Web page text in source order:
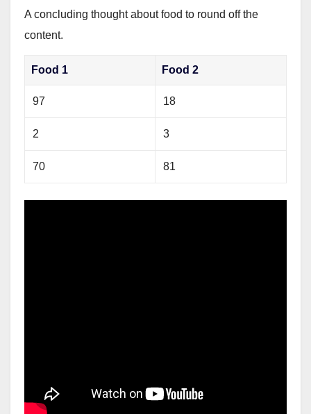
A concluding thought about food to round off the
content.
Food 1 Food 2
97 18
2 3
70 81